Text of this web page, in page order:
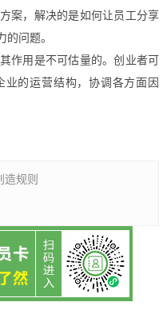
，解决的是如何让员工分享
问题。
用是不可估量的。创业者可
的运营结构，协调各方面因
规则